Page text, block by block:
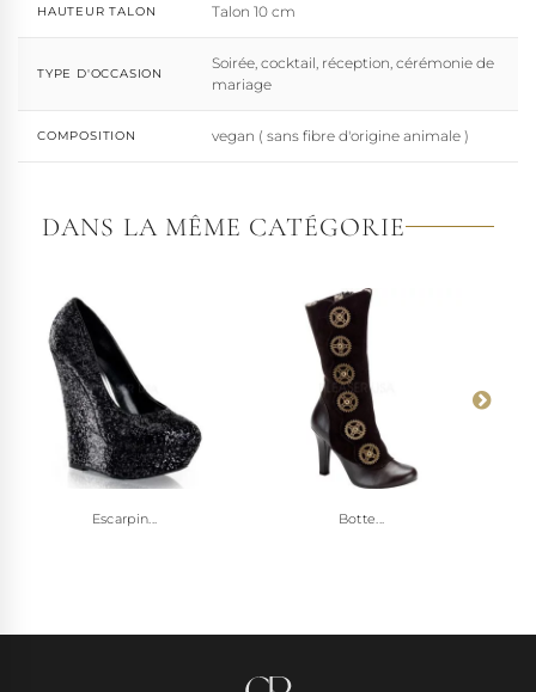
HAUTEUR TALON Talon 10 cm
TYPE D'OCCASION
Soirée, cocktail, réception, cérémonie de
mariage
COMPOSITION vegan ( sans fibre d'origine animale )
DANS LA MÊME CATÉGORIE
Escarpin... Botte...